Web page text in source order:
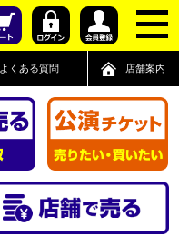
よくある質問 店舗案内